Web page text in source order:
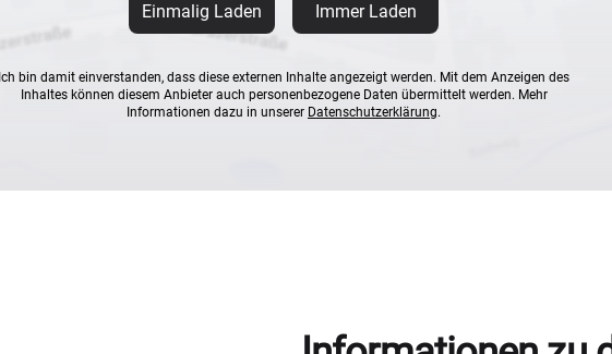
Einmalig Laden Immer Laden
Ich bin damit einverstanden, dass diese externen Inhalte angezeigt werden. Mit dem Anzeigen des
Inhaltes können diesem Anbieter auch personenbezogene Daten übermittelt werden. Mehr
Informationen dazu in unserer Datenschutzerklärung.